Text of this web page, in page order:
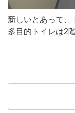
新しいとあって、
多目的トイレは2